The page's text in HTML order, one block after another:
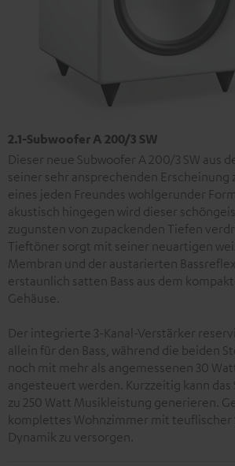
2.1-Subwoofer A 200/3 SW
Dieser neue Subwoofer A 200/3 SW aus
seiner sehr ansprechenden Erscheinung
eines jeden Freundes wohlgerunder
akustisch hingegen wird dieser
zugunsten von zupackenden Tiefen
Tieftöner sorgt mit seiner neuartigen
Membran und der austarierten
erstaunlich satten Bass aus dem
Gehäuse.
Der integrierte 3-Kanal-Verstärker
allein für den Bass, während die beiden
noch mit mehr als angemessenen 30
angesteuert werden. Kurzzeitig kann das
zu 250 Watt Musikleistung generieren.
komplettes Wohnzimmer mit teuflischer
Dynamik zu versorgen.